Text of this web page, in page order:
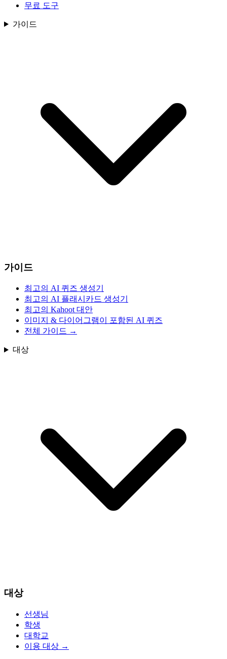
무료 도구
가이드
가이드
최고의 AI 퀴즈 생성기
최고의 AI 플래시카드 생성기
최고의 Kahoot 대안
이미지 & 다이어그램이 포함된 AI 퀴즈
전체 가이드 →
대상
대상
선생님
학생
대학교
이용 대상 →